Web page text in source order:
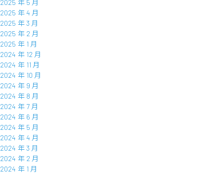
2025 年 5 月
2025 年 4 月
2025 年 3 月
2025 年 2 月
2025 年 1 月
2024 年 12 月
2024 年 11 月
2024 年 10 月
2024 年 9 月
2024 年 8 月
2024 年 7 月
2024 年 6 月
2024 年 5 月
2024 年 4 月
2024 年 3 月
2024 年 2 月
2024 年 1 月